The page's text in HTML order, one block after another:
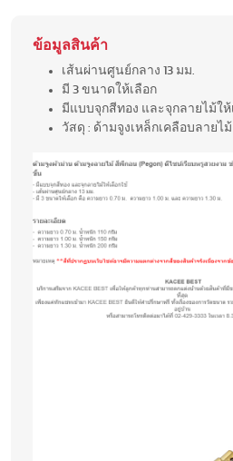
ข้อมูลสินค้า
เส้นผ่านศูนย์กลาง 13 มม.
มี 3 ขนาดให้เลือก
มีแบบจุกสีทอง และจุกลายไม้ให้
วัสดุ : ด้ามจูงเหล็กเคลือบลายไ